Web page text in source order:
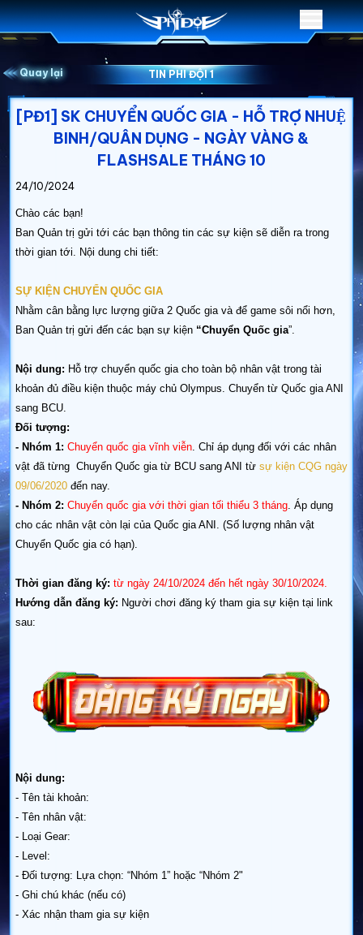
Quay lại TIN PHI ĐỘI 1
[PĐ1] SK CHUYỂN QUỐC GIA - HỖ TRỢ NHUỆ
BINH/QUÂN DỤNG - NGÀY VÀNG &
FLASHSALE THÁNG 10
24/10/2024
Chào các bạn!
Ban Quản trị gửi tới các bạn thông tin các sự kiện sẽ diễn ra trong
thời gian tới. Nội dung chi tiết:
SỰ KIỆN CHUYỂN QUỐC GIA
Nhằm cân bằng lực lượng giữa 2 Quốc gia và để game sôi nổi hơn,
Ban Quản trị gửi đến các bạn sự kiện “Chuyển Quốc gia”.
Nội dung: Hỗ trợ chuyển quốc gia cho toàn bộ nhân vật trong tài
khoản đủ điều kiện thuộc máy chủ Olympus. Chuyển từ Quốc gia ANI
sang BCU.
Đối tượng:
- Nhóm 1: Chuyển quốc gia vĩnh viễn. Chỉ áp dụng đối với các nhân
vật đã từng Chuyển Quốc gia từ BCU sang ANI từ sự kiện CQG ngày
09/06/2020đến nay.
- Nhóm 2: Chuyển quốc gia với thời gian tối thiểu 3 tháng. Áp dụng
cho các nhân vật còn lại của Quốc gia ANI. (Số lượng nhân vật
Chuyển Quốc gia có hạn).
Thời gian đăng ký: từ ngày 24/10/2024 đến hết ngày 30/10/2024.
Hướng dẫn đăng ký: Người chơi đăng ký tham gia sự kiện tại link
sau:
Nội dung:
- Tên tài khoản:
- Tên nhân vật:
- Loại Gear:
- Level:
- Đối tượng: Lựa chọn: “Nhóm 1” hoặc “Nhóm 2"
- Ghi chú khác (nếu có)
- Xác nhận tham gia sự kiện